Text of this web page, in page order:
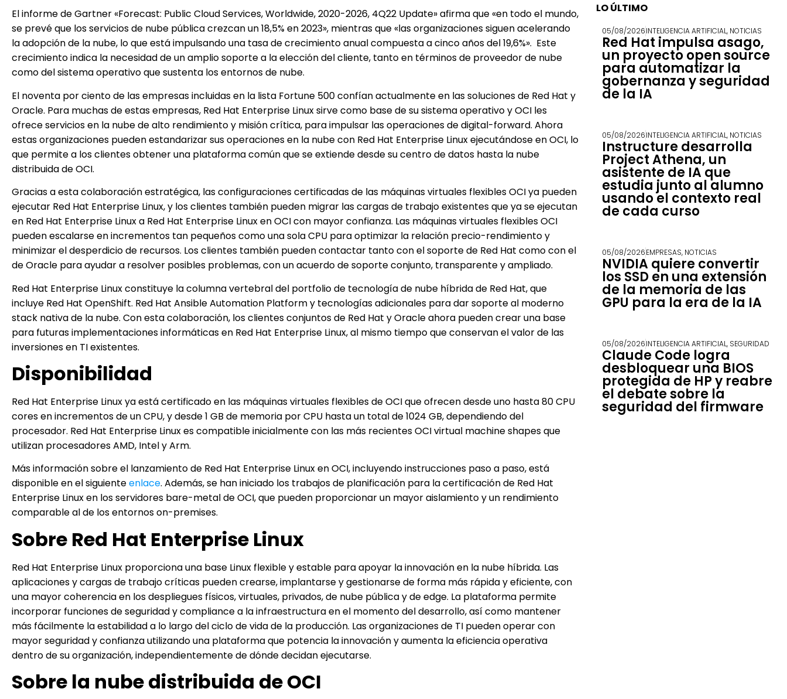
El informe de Gartner «Forecast: Public Cloud Services, Worldwide, 2020-2026, 4Q22 Update» afirma que «en todo el mundo,
se prevé que los servicios de nube pública crezcan un 18,5% en 2023», mientras que «las organizaciones siguen acelerando
la adopción de la nube, lo que está impulsando una tasa de crecimiento anual compuesta a cinco años del 19,6%». Este
crecimiento indica la necesidad de un amplio soporte a la elección del cliente, tanto en términos de proveedor de nube
como del sistema operativo que sustenta los entornos de nube.
El noventa por ciento de las empresas incluidas en la lista Fortune 500 confían actualmente en las soluciones de Red Hat y
Oracle. Para muchas de estas empresas, Red Hat Enterprise Linux sirve como base de su sistema operativo y OCI les
ofrece servicios en la nube de alto rendimiento y misión crítica, para impulsar las operaciones de digital-forward. Ahora
estas organizaciones pueden estandarizar sus operaciones en la nube con Red Hat Enterprise Linux ejecutándose en OCI, lo
que permite a los clientes obtener una plataforma común que se extiende desde su centro de datos hasta la nube
distribuida de OCI.
Gracias a esta colaboración estratégica, las configuraciones certificadas de las máquinas virtuales flexibles OCI ya pueden
ejecutar Red Hat Enterprise Linux, y los clientes también pueden migrar las cargas de trabajo existentes que ya se ejecutan
en Red Hat Enterprise Linux a Red Hat Enterprise Linux en OCI con mayor confianza. Las máquinas virtuales flexibles OCI
pueden escalarse en incrementos tan pequeños como una sola CPU para optimizar la relación precio-rendimiento y
minimizar el desperdicio de recursos. Los clientes también pueden contactar tanto con el soporte de Red Hat como con el
de Oracle para ayudar a resolver posibles problemas, con un acuerdo de soporte conjunto, transparente y ampliado.
Red Hat Enterprise Linux constituye la columna vertebral del portfolio de tecnología de nube híbrida de Red Hat, que
incluye Red Hat OpenShift. Red Hat Ansible Automation Platform y tecnologías adicionales para dar soporte al moderno
stack nativa de la nube. Con esta colaboración, los clientes conjuntos de Red Hat y Oracle ahora pueden crear una base
para futuras implementaciones informáticas en Red Hat Enterprise Linux, al mismo tiempo que conservan el valor de las
inversiones en TI existentes.
Disponibilidad
Red Hat Enterprise Linux ya está certificado en las máquinas virtuales flexibles de OCI que ofrecen desde uno hasta 80 CPU
cores en incrementos de un CPU, y desde 1 GB de memoria por CPU hasta un total de 1024 GB, dependiendo del
procesador. Red Hat Enterprise Linux es compatible inicialmente con las más recientes OCI virtual machine shapes que
utilizan procesadores AMD, Intel y Arm.
Más información sobre el lanzamiento de Red Hat Enterprise Linux en OCI, incluyendo instrucciones paso a paso, está
disponible en el siguienteenlace. Además, se han iniciado los trabajos de planificación para la certificación de Red Hat
Enterprise Linux en los servidores bare-metal de OCI, que pueden proporcionar un mayor aislamiento y un rendimiento
comparable al de los entornos on-premises.
Sobre Red Hat Enterprise Linux
Red Hat Enterprise Linux proporciona una base Linux flexible y estable para apoyar la innovación en la nube híbrida. Las
aplicaciones y cargas de trabajo críticas pueden crearse, implantarse y gestionarse de forma más rápida y eficiente, con
una mayor coherencia en los despliegues físicos, virtuales, privados, de nube pública y de edge. La plataforma permite
incorporar funciones de seguridad y compliance a la infraestructura en el momento del desarrollo, así como mantener
más fácilmente la estabilidad a lo largo del ciclo de vida de la producción. Las organizaciones de TI pueden operar con
mayor seguridad y confianza utilizando una plataforma que potencia la innovación y aumenta la eficiencia operativa
dentro de su organización, independientemente de dónde decidan ejecutarse.
Sobre la nube distribuida de OCI
LO ÚLTIMO
05/08/2026INTELIGENCIA ARTIFICIAL, NOTICIAS
Red Hat impulsa asago,
un proyecto open source
para automatizar la
gobernanza y seguridad
de la IA
05/08/2026INTELIGENCIA ARTIFICIAL, NOTICIAS
Instructure desarrolla
Project Athena, un
asistente de IA que
estudia junto al alumno
usando el contexto real
de cada curso
05/08/2026EMPRESAS, NOTICIAS
NVIDIA quiere convertir
los SSD en una extensión
de la memoria de las
GPU para la era de la IA
05/08/2026INTELIGENCIA ARTIFICIAL, SEGURIDAD
Claude Code logra
desbloquear una BIOS
protegida de HP y reabre
el debate sobre la
seguridad del firmware